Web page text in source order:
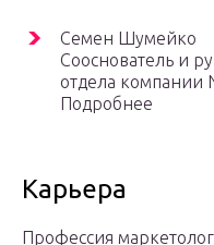
Семен Шумейко
Сооснователь и
отдела компании
Подробнее
Карьера
Профессия